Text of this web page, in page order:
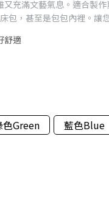
又充滿文藝氣息。適合製
包，甚至是包包內裡。讓
舒適
色Green 藍色Blue